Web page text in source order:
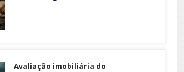
Avaliação imobiliária do